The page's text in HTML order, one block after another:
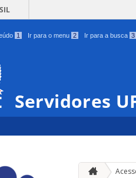
1 Ir para o menu 2 Ir para a busca 3
Servidores